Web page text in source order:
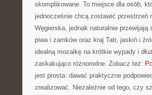
skomplikowane. To miejsce dla osób,
jednocześnie chcą zostawić przestrzeń
Węgierska, jednak naturalnie
piwa i zamków oraz kraj Tatr, jaskiń i
idealną mozaikę na krótkie wypady i
zaskakująco różnorodne. Zobacz też:
jest prosta: dawać praktyczne
zrealizować. Niezależnie od tego, czy